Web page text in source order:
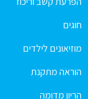
חוגים
מוזיאונים לילדים
הוראה מתקנת
הריון מדומה